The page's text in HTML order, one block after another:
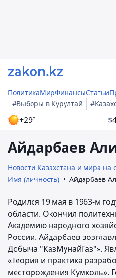
ПолитикаМирФинансыСтатьи
#Выборы в Курултай
+29° $
Айдарбаев
Новости Казахстана и мира на
Имя (личность)
Айдарбаев
Родился 19 мая в 1963-м
области. Окончил
Академию народного
России. Айдарбаев
Добыча "КазМунайГаз"».
«Теория и практика
месторождения Кумколь».